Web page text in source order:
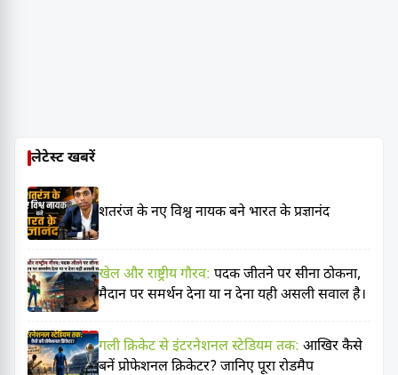
लेटेस्ट खबरें
शतरंज के नए विश्व नायक बने भारत के प्रज्ञानंद
खेल और राष्ट्रीय गौरव: पदक जीतने पर सीना ठोकना,
मैदान पर समर्थन देना या न देना यही असली सवाल है।
गली क्रिकेट से इंटरनेशनल स्टेडियम तक: आखिर कैसे
बनें प्रोफेशनल क्रिकेटर? जानिए पूरा रोडमैप